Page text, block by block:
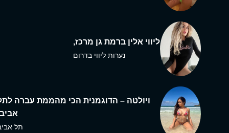
ליווי אלין ברמת גן מרכז,
נערות ליווי בדרום
ויולטה – הדוגמנית הכי מהממת עברה
תל